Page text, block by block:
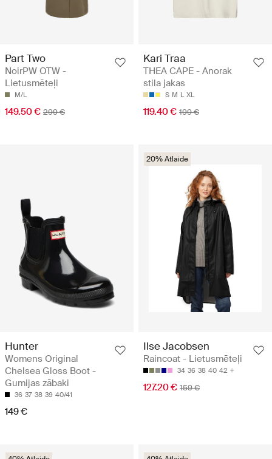
Part Two
NoirPW OTW -
Lietusmēteļi
M/L
149.50 € 299 €
Kari Traa
THEA CAPE - Anorak
stila jakas
S M L XL
119.40 € 199 €
Hunter
Womens Original
Chelsea Gloss Boot -
Gumijas zābaki
36 37 38 39 40/41
149 €
20% Atlaide
Ilse Jacobsen
Raincoat - Lietusmēteļi
34 36 38 40 42
127.20 € 159 €